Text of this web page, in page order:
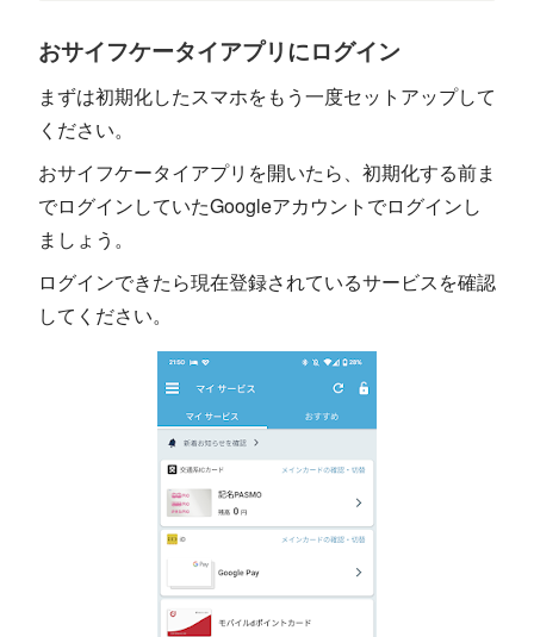
おサイフケータイアプリにログイン
まずは初期化したスマホをもう一度セットアップして
ください。
おサイフケータイアプリを開いたら、初期化する前ま
でログインしていたGoogleアカウントでログインし
ましょう。
ログインできたら現在登録されているサービスを確認
してください。